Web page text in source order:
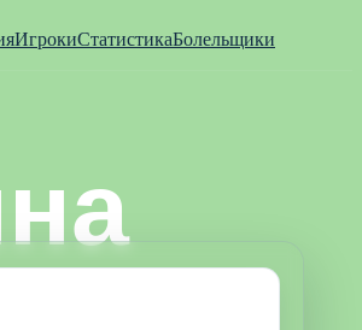
ИгрокиСтатистикаБолельщики